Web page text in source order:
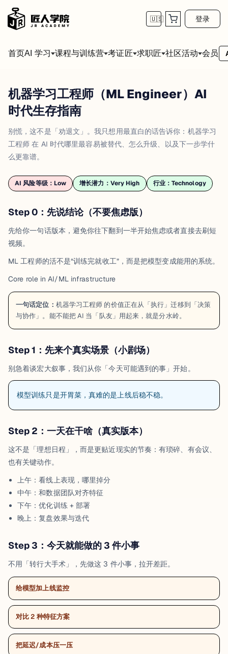
🇺🇸 登录
首页AI 学习 课程与训练营 考证匠 求职匠 社区活动 会员
机器学习工程师（ML Engineer）AI
时代生存指南
别慌，这不是「劝退文」。我只想用最直白的话告诉你： 机器学习
工程师 在 AI 时代哪里最容易被替代、怎么升级、以及下一步学什
么更靠谱。
AI 风险等级： Low 增长潜力： Very High 行业： Technology
Step 0：先说结论（不要焦虑版）
先给你一句话版本，避免你往下翻到一半开始焦虑或者直接去刷短
视频。
ML 工程师的活不是“训练完就收工”，而是把模型变成能用的系统。
Core role in AI/ML infrastructure
一句话定位： 机器学习工程师 的价值正在从「执行」迁移到「决策
与协作」。能不能把 AI 当「队友」用起来，就是分水岭。
Step 1：先来个真实场景（小剧场）
别急着谈宏大叙事，我们从你「今天可能遇到的事」开始。
模型训练只是开胃菜，真难的是上线后稳不稳。
Step 2：一天在干啥（真实版本）
这不是「理想日程」，而是更贴近现实的节奏：有琐碎、有会议、
也有关键动作。
上午：看线上表现，哪里掉分
中午：和数据团队对齐特征
下午：优化训练 + 部署
晚上：复盘效果与迭代
Step 3：今天就能做的 3 件小事
不用「转行大手术」，先做这 3 件小事，拉开差距。
给模型加上线监控
对比 2 种特征方案
把延迟/成本压一压